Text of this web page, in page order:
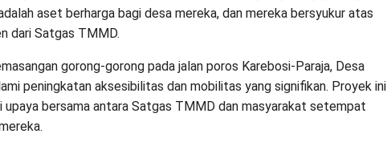
aset berharga bagi desa mereka, dan mereka bersyukur atas
dari Satgas TMMD.
gorong-gorong pada jalan poros Karebosi-Paraja, Desa
peningkatan aksesibilitas dan mobilitas yang signifikan. Proyek ini
upaya bersama antara Satgas TMMD dan masyarakat setempat